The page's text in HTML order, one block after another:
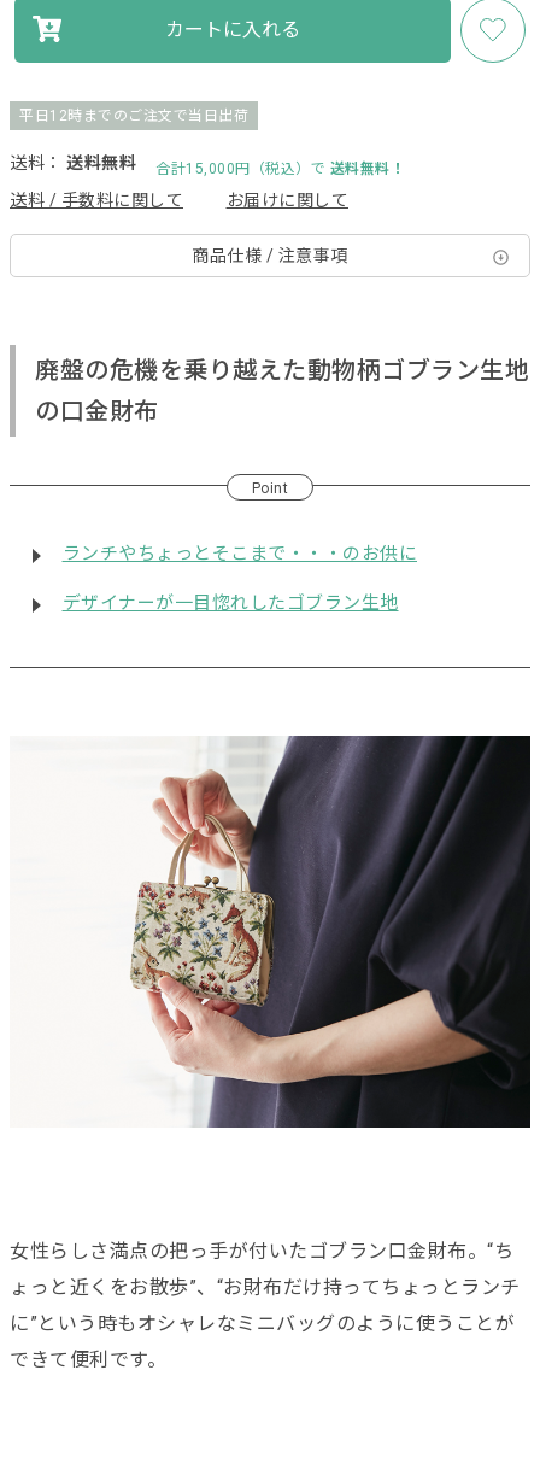
カートに入れる
平日12時までのご注文で当日出荷
送料： 送料無料 合計15,000円（税込）で 送料無料！
送料 / 手数料に関して お届けに関して
商品仕様 / 注意事項
廃盤の危機を乗り越えた動物柄ゴブラン生地
の口金財布
Point
ランチやちょっとそこまで・・・のお供に
デザイナーが一目惚れしたゴブラン生地
女性らしさ満点の把っ手が付いたゴブラン口金財布。“ち
ょっと近くをお散歩”、“お財布だけ持ってちょっとランチ
に”という時もオシャレなミニバッグのように使うことが
できて便利です。